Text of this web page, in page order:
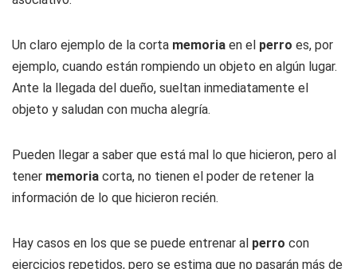
Un claro ejemplo de la corta memoria en el perro es, por
ejemplo, cuando están rompiendo un objeto en algún lugar.
Ante la llegada del dueño, sueltan inmediatamente el
objeto y saludan con mucha alegría.
Pueden llegar a saber que está mal lo que hicieron, pero al
tener memoria corta, no tienen el poder de retener la
información de lo que hicieron recién.
Hay casos en los que se puede entrenar al perro con
ejercicios repetidos, pero se estima que no pasarán más de